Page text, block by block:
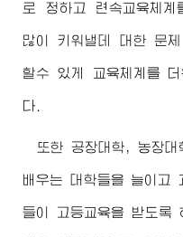
로 정하고 련속교육체
많이 키워낼데 대한 문
할수 있게 교육체계를
다.
또한 공장대학, 농장
배우는 대학들을 늘이고
들이 고등교육을 받도록